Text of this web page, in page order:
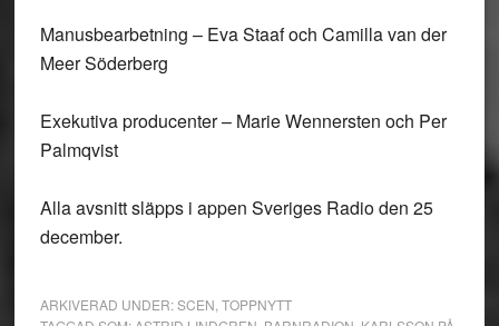
Manusbearbetning – Eva Staaf och Camilla van der
Meer Söderberg
Exekutiva producenter – Marie Wennersten och Per
Palmqvist
Alla avsnitt släpps i appen Sveriges Radio den 25
december.
ARKIVERAD UNDER:SCEN TOPPNYTT